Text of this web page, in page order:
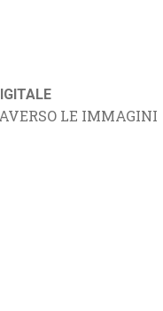
LE IMMAGINI